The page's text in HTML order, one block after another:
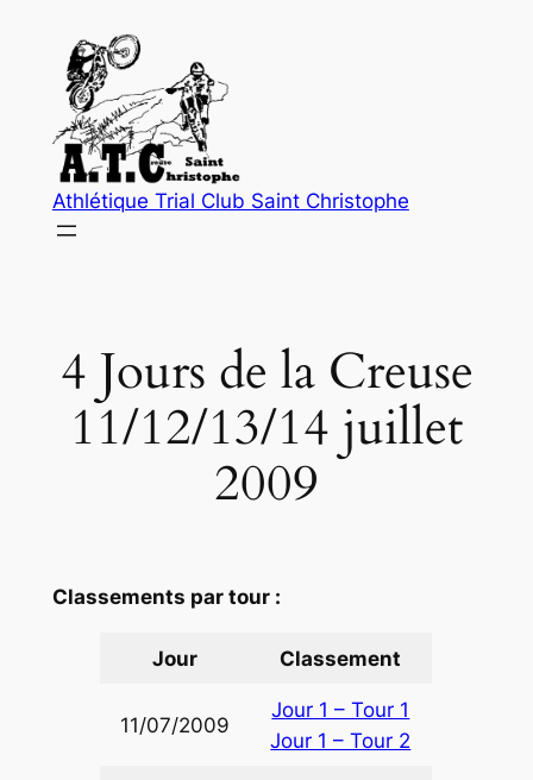
contenu
Athlétique Trial Club Saint Christophe
4 Jours de la Creuse
11/12/13/14 juillet
2009
Classements par tour :
Jour Classement
11/07/2009
Jour 1 – Tour 1
Jour 1 – Tour 2